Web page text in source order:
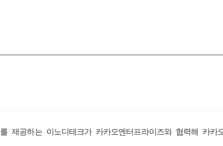
제공하는 이노디테크가 카카오엔터프라이즈와 협력해 카